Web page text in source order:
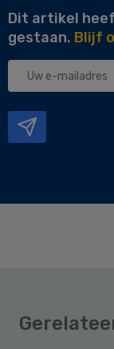
Dit artikel
gestaan. Blijf
Uw